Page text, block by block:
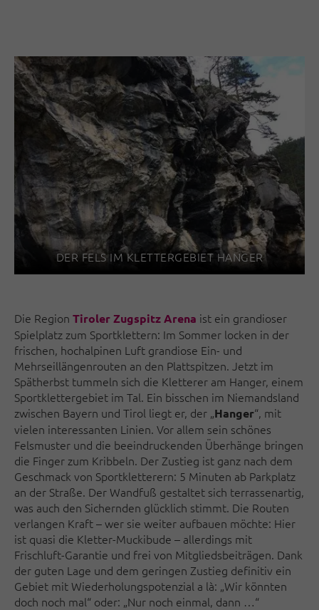
DER FELS IM KLETTERGEBIET HANGER
Die Region Tiroler Zugspitz Arena ist ein grandioser
Spielplatz zum Sportklettern: Im Sommer locken in der
frischen, hochalpinen Luft grandiose Ein- und
Mehrseillängenrouten an den Plattspitzen. Jetzt im
Spätherbst tummeln sich die Kletterer am Hanger, einem
Sportklettergebiet im Tal. Ein bisschen im Niemandsland
zwischen Bayern und Tirol liegt er, der „Hanger“, mit
vielen interessanten Linien. Vor allem sein schönes
Felsmuster und die beeindruckenden Überhänge bringen
die Finger zum Kribbeln. Der Zustieg ist ganz nach dem
Geschmack von Sportkletterern: 5 Minuten ab Parkplatz
an der Straße. Der Wandfuß gestaltet sich terrassenartig,
was auch den Sichernden glücklich stimmt. Die Routen
verlangen Kraft – wer sie weiter aufbauen möchte: Hier
ist quasi die Kletter-Muckibude – allerdings mit
Frischluft-Garantie und frei von Mitgliedsbeiträgen. Dank
der guten Lage und dem geringen Zustieg definitiv ein
Gebiet mit Wiederholungspotenzial a là: „Wir könnten
doch noch mal“ oder: „Nur noch einmal, dann …“